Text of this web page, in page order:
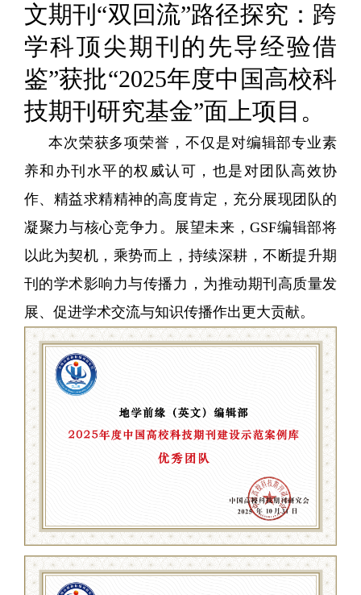
文期刊“双回流”路径探究：跨
学科顶尖期刊的先导经验借
鉴”获批“2025年度中国高校科
技期刊研究基金”面上项目 。
本次荣获多项荣誉，不仅是对编辑部专业素
养和办刊水平的权威认可，也是对团队高效协
作、精益求精精神的高度肯定，充分展现团队的
凝聚力与核心竞争力。展望未来，GSF编辑部将
以此为契机，乘势而上，持续深耕，不断提升期
刊的学术影响力与传播力，为推动期刊高质量发
展、促进学术交流与知识传播作出更大贡献。